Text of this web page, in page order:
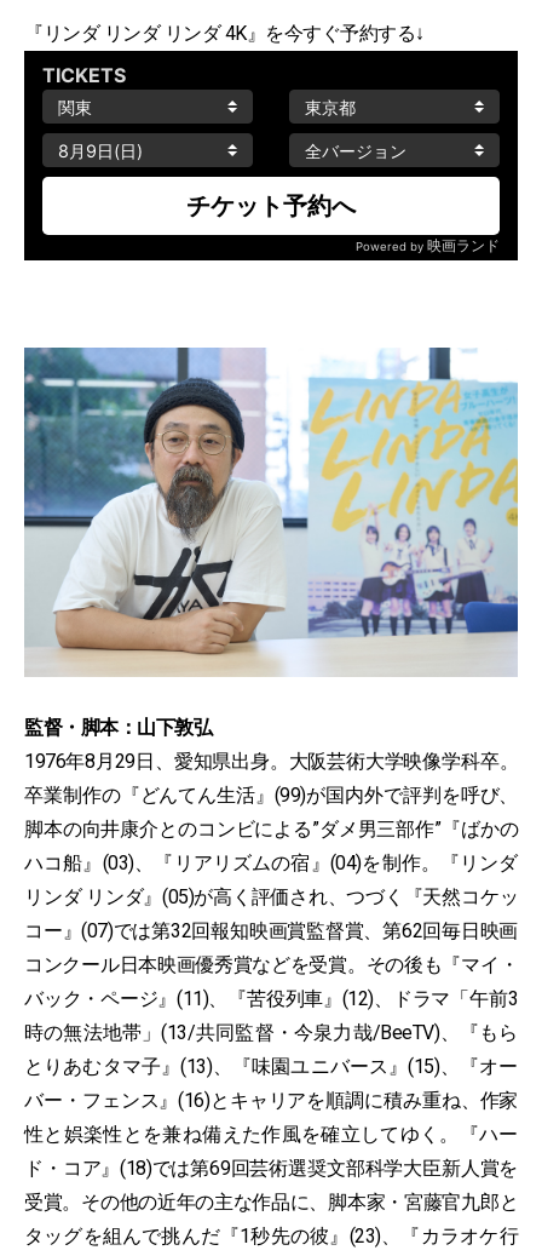
『リンダ リンダ リンダ 4K』を今すぐ予約する↓
監督・脚本：⼭下敦弘
1976年8月29日、愛知県出身。大阪芸術大学映像学科卒。
卒業制作の『どんてん生活』(99)が国内外で評判を呼び、
脚本の向井康介とのコンビによる”ダメ男三部作”『ばかの
ハコ船』(03)、『リアリズムの宿』(04)を制作。『リンダ
リンダ リンダ』(05)が高く評価され、つづく『天然コケッ
コー』(07)では第32回報知映画賞監督賞、第62回毎日映画
コンクール日本映画優秀賞などを受賞。その後も『マイ・
バック・ページ』(11)、『苦役列車』(12)、ドラマ「午前3
時の無法地帯」(13/共同監督・今泉力哉/BeeTV)、『もら
とりあむタマ子』(13)、『味園ユニバース』(15)、『オー
バー・フェンス』(16)とキャリアを順調に積み重ね、作家
性と娯楽性とを兼ね備えた作風を確立してゆく。『ハー
ド・コア』(18)では第69回芸術選奨文部科学大臣新人賞を
受賞。その他の近年の主な作品に、脚本家・宮藤官九郎と
タッグを組んで挑んだ『1秒先の彼』(23)、『カラオケ行